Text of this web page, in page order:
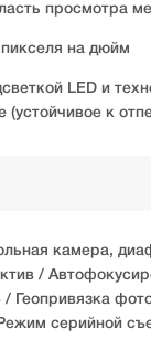
просмотра
на дюйм
LED и
к
камера,
/
Геопривязка
серийной